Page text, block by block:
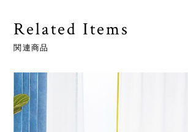
Related Items
関連商品